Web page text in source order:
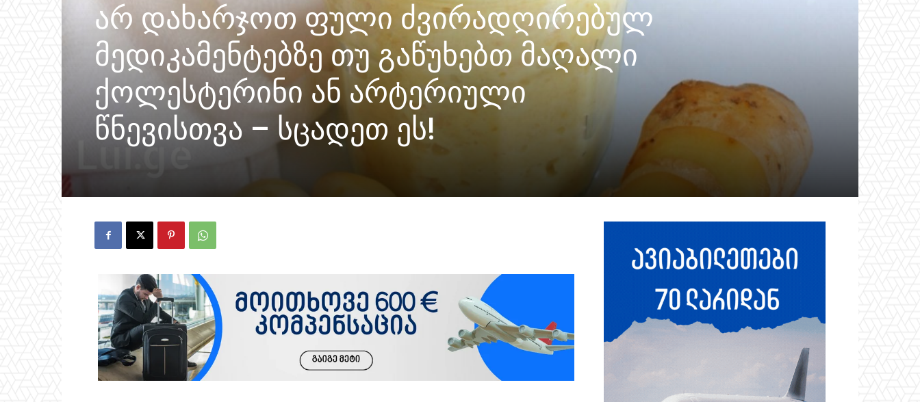
არ დახარჯოთ ფული ძვირადღირებულ
მედიკამენტებზე თუ გაწუხებთ მაღალი
ქოლესტერინი ან არტერიული
წნევისთვა – სცადეთ ეს!